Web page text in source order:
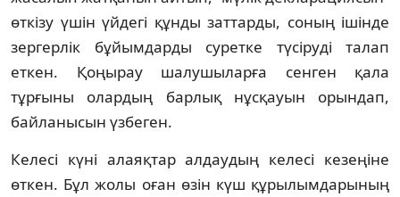
өткізу үшін үйдегі құнды заттарды, соның ішінде
зергерлік бұйымдарды суретке түсіруді талап
еткен. Қоңырау шалушыларға сенген қала
тұрғыны олардың барлық нұсқауын орындап,
байланысын үзбеген.
Келесі күні алаяқтар алдаудың келесі кезеңіне
өткен. Бұл жолы оған өзін күш құрылымдарының